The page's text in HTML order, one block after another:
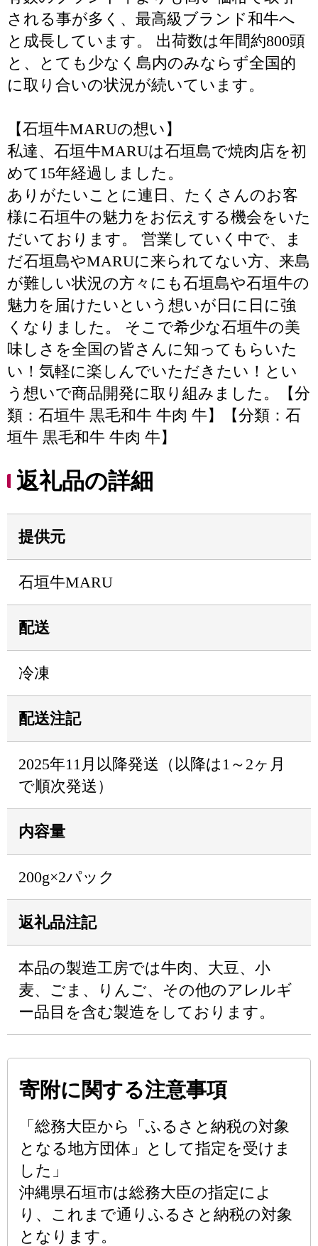
される事が多く、最高級ブランド和牛へ
と成長しています。 出荷数は年間約800頭
と、とても少なく島内のみならず全国的
に取り合いの状況が続いています。
【石垣牛MARUの想い】
私達、石垣牛MARUは石垣島で焼肉店を初
めて15年経過しました。
ありがたいことに連日、たくさんのお客
様に石垣牛の魅力をお伝えする機会をいた
だいております。 営業していく中で、ま
だ石垣島やMARUに来られてない方、来島
が難しい状況の方々にも石垣島や石垣牛の
魅力を届けたいという想いが日に日に強
くなりました。 そこで希少な石垣牛の美
味しさを全国の皆さんに知ってもらいた
い！気軽に楽しんでいただきたい！とい
う想いで商品開発に取り組みました。【分
類：石垣牛 黒毛和牛 牛肉 牛】【分類：石
垣牛 黒毛和牛 牛肉 牛】
返礼品の詳細
提供元
石垣牛MARU
配送
冷凍
配送注記
2025年11月以降発送（以降は1～2ヶ月
で順次発送）
内容量
200g×2パック
返礼品注記
本品の製造工房では牛肉、大豆、小
麦、ごま、りんご、その他のアレルギ
ー品目を含む製造をしております。
寄附に関する注意事項
「総務大臣から「ふるさと納税の対象
となる地方団体」として指定を受けま
した」
沖縄県石垣市は総務大臣の指定によ
り、これまで通りふるさと納税の対象
となります。